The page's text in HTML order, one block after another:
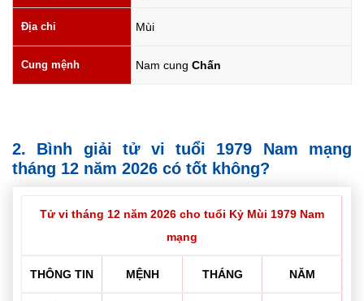
Địa chi Mùi
Cung mệnh Nam cung Chấn
2. Bình giải tử vi tuổi 1979 Nam mạng
tháng 12 năm 2026 có tốt không?
Tử vi tháng 12 năm 2026 cho tuổi Kỷ Mùi 1979 Nam
mạng
THÔNG TIN MỆNH THÁNG NĂM